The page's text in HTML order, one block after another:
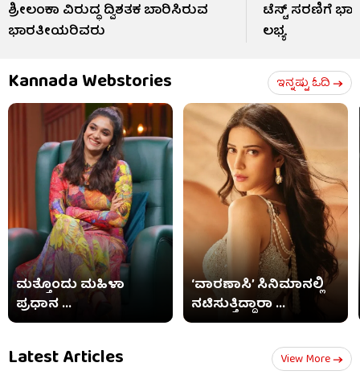
ಶ್ರೀಲಂಕಾ ವಿರುದ್ಧ ದ್ವಿಶತಕ ಬಾರಿಸಿರುವ
ಭಾರತೀಯರಿವರು
ಟೆಸ್ಟ್ ಸರಣಿಗೆ
ಲಭ್ಯ
Kannada Webstories ಇನ್ನಷ್ಟು ಓದಿ
ಮತ್ತೊಂದು ಮಹಿಳಾ
ಪ್ರಧಾನ ...
‘ವಾರಣಾಸಿ’ ಸಿನಿಮಾನಲ್ಲಿ
ನಟಿಸುತ್ತಿದ್ದಾರಾ ...
Latest Articles View More